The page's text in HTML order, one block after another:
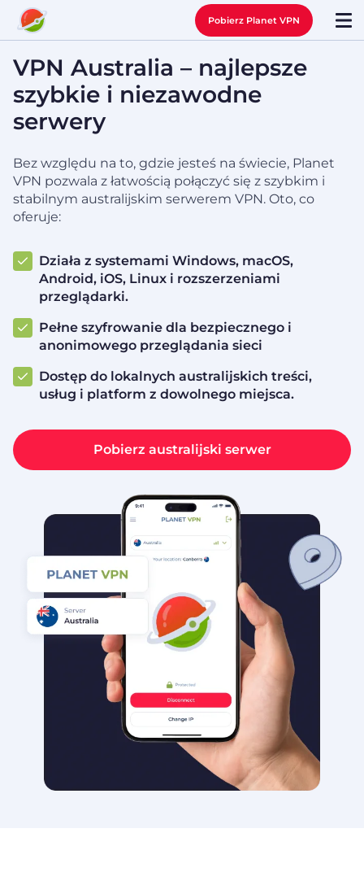
Pobierz Planet VPN
VPN Australia – najlepsze
szybkie i niezawodne
serwery
Bez względu na to, gdzie jesteś na świecie, Planet
VPN pozwala z łatwością połączyć się z szybkim i
stabilnym australijskim serwerem VPN. Oto, co
oferuje:
Działa z systemami Windows, macOS,
Android, iOS, Linux i rozszerzeniami
przeglądarki.
Pełne szyfrowanie dla bezpiecznego i
anonimowego przeglądania sieci
Dostęp do lokalnych australijskich treści,
usług i platform z dowolnego miejsca.
Pobierz australijski serwer